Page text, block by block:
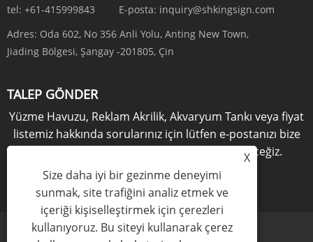
tel: +61-415999843 E-posta: inquiry@shkingsign.com
Adres: Oda 602, No 356 Anli Yolu, Anting New Town,
Jiading Bölgesi, Şangay -201805, Çin
TALEP GÖNDER
Yüzme Havuzu, Reklam Akrilik, Akvaryum Tankı veya fiyat
listemiz hakkında sorularınız için lütfen e-postanızı bize
bırakın, 24 saat içinde sizinle iletişime geçeceğiz.
ŞİMDİ SORUŞTUR
X
Size daha iyi bir gezinme deneyimi
sunmak, site trafiğini analiz etmek ve
içeriği kişiselleştirmek için çerezleri
kullanıyoruz. Bu siteyi kullanarak çerez